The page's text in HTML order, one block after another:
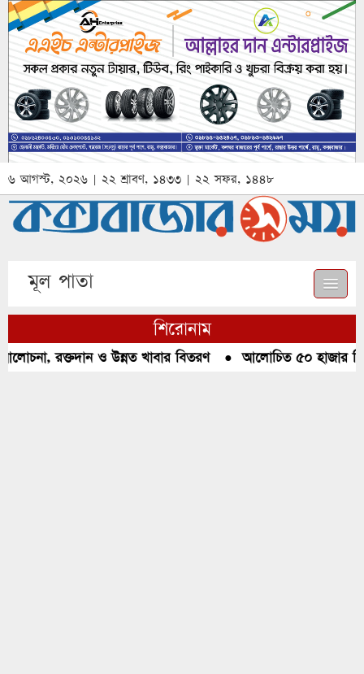
৬ আগস্ট, ২০২৬ | ২২ শ্রাবণ, ১৪৩৩ | ২২ সফর, ১৪৪৮
মূল পাতা
শিরোনাম
রক্তদান ও উন্নত খাবার বিতরণ●আলোচিত ৫০ হাজার পিস